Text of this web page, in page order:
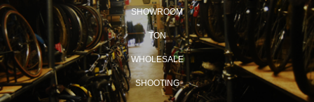
SHOWROOM
TON
WHOLESALE
SHOOTING